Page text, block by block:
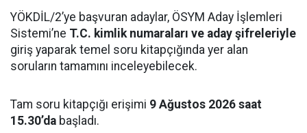
YÖKDİL/2’ye başvuran adaylar, ÖSYM Aday İşlemleri
Sistemi’ne T.C. kimlik numaraları ve aday şifreleriyle
giriş yaparak temel soru kitapçığında yer alan
soruların tamamını inceleyebilecek.
Tam soru kitapçığı erişimi 9 Ağustos 2026 saat
15.30’da başladı.